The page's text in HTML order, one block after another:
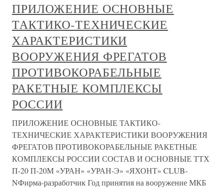
ПРИЛОЖЕНИЕ ОСНОВНЫЕ
ТАКТИКО-ТЕХНИЧЕСКИЕ
ХАРАКТЕРИСТИКИ
ВООРУЖЕНИЯ ФРЕГАТОВ
ПРОТИВОКОРАБЕЛЬНЫЕ
РАКЕТНЫЕ КОМПЛЕКСЫ
РОССИИ
ПРИЛОЖЕНИЕ ОСНОВНЫЕ ТАКТИКО-
ТЕХНИЧЕСКИЕ ХАРАКТЕРИСТИКИ ВООРУЖЕНИЯ
ФРЕГАТОВ ПРОТИВОКОРАБЕЛЬНЫЕ РАКЕТНЫЕ
КОМПЛЕКСЫ РОССИИ СОСТАВ И ОСНОВНЫЕ ТТХ
П-20 П-20М «УРАН» «УРАН-Э» «ЯХОНТ» CLUB-
NФирма-разработчик Год принятия на вооружение МКБ